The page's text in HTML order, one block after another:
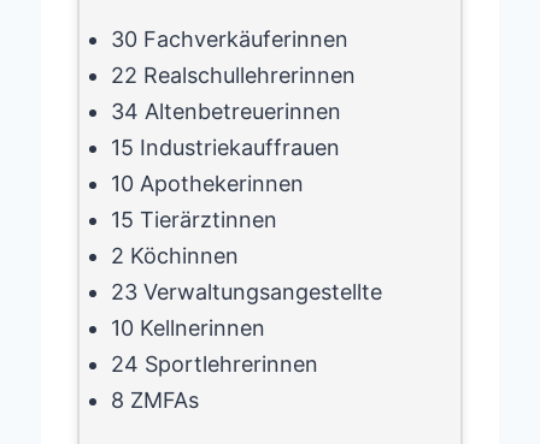
30 Fachverkäuferinnen
22 Realschullehrerinnen
34 Altenbetreuerinnen
15 Industriekauffrauen
10 Apothekerinnen
15 Tierärztinnen
2 Köchinnen
23 Verwaltungsangestellte
10 Kellnerinnen
24 Sportlehrerinnen
8 ZMFAs